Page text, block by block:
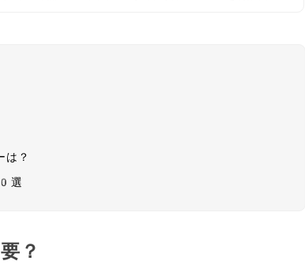
は？
選
？